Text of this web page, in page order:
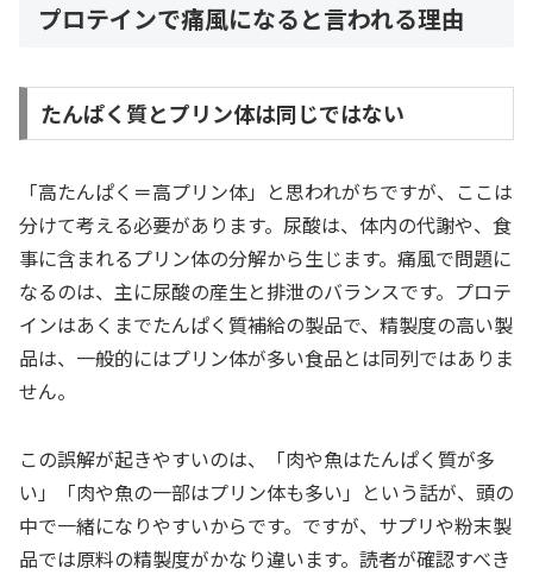
プロテインで痛風になると言われる理由
たんぱく質とプリン体は同じではない
「高たんぱく＝高プリン体」と思われがちですが、ここは
分けて考える必要があります。尿酸は、体内の代謝や、食
事に含まれるプリン体の分解から生じます。痛風で問題に
なるのは、主に尿酸の産生と排泄のバランスです。プロテ
インはあくまでたんぱく質補給の製品で、精製度の高い製
品は、一般的にはプリン体が多い食品とは同列ではありま
せん。
この誤解が起きやすいのは、「肉や魚はたんぱく質が多
い」「肉や魚の一部はプリン体も多い」という話が、頭の
中で一緒になりやすいからです。ですが、サプリや粉末製
品では原料の精製度がかなり違います。読者が確認すべき